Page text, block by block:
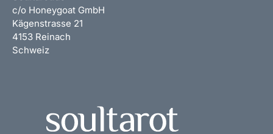
c/o Honeygoat GmbH
Kägenstrasse 21
4153 Reinach
Schweiz